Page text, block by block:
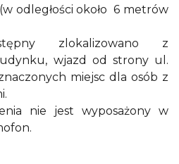
odległości około 6 metrów
zlokalizowano z
wjazd od strony ul.
miejsc dla osób z
nie jest wyposażony w